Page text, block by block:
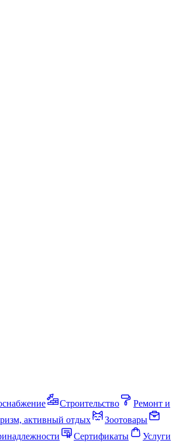
Строительство
Ремонт и
активный отдых
Зоотовары
Сертификаты
Услуги